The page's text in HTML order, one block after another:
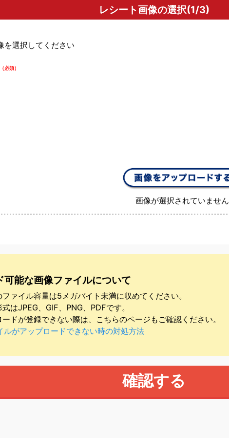
レシート画像の選択(1/3)
を選択してください
（必須）
画像が選択されていません
可能な画像ファイルについて
ファイル容量は5メガバイト未満に収めてください。
はJPEG、GIF、PNG、PDFです。
ドが登録できない際は、こちらのページもご確認ください。
ルがアップロードできない時の対処方法